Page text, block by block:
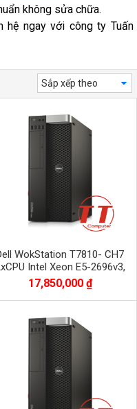
không sửa chữa.
hệ ngay với công ty Tuấn
Sắp xếp theo
WokStation T7810- CH7
Intel Xeon E5-2696v3,
32GB, SSD 512GB + HDD
1TB, VGA Galax RTX
17,850,000 ₫